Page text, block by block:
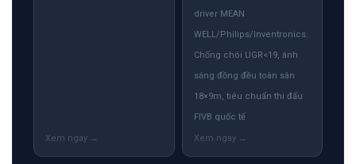
driver MEAN
WELL/Philips/Inventronics.
Chống chói UGR<19, ánh
sáng đồng đều toàn sân
18×9m, tiêu chuẩn thi đấu
FIVB quốc tế